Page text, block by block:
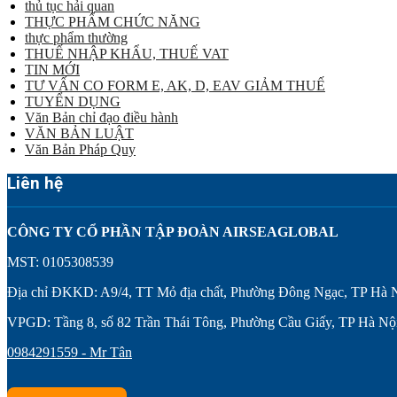
thủ tục hải quan
THỰC PHẨM CHỨC NĂNG
thực phẩm thường
THUẾ NHẬP KHẨU, THUẾ VAT
TIN MỚI
TƯ VẤN CO FORM E, AK, D, EAV GIẢM THUẾ
TUYỂN DỤNG
Văn Bản chỉ đạo điều hành
VĂN BẢN LUẬT
Văn Bản Pháp Quy
Liên hệ
CÔNG TY CỔ PHẦN TẬP ĐOÀN AIRSEAGLOBAL
MST: 0105308539
Địa chỉ ĐKKD: A9/4, TT Mỏ địa chất, Phường Đông Ngạc, TP Hà
VPGD: Tầng 8, số 82 Trần Thái Tông, Phường Cầu Giấy, TP Hà
0984291559 - Mr Tân